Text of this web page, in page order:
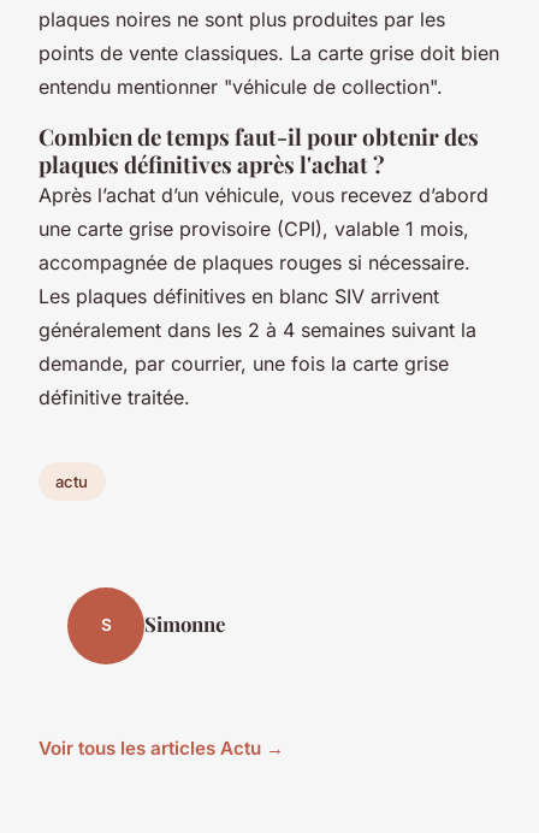
plaques noires ne sont plus produites par les
points de vente classiques. La carte grise doit bien
entendu mentionner "véhicule de collection".
Combien de temps faut-il pour obtenir des
plaques définitives après l'achat ?
Après l’achat d’un véhicule, vous recevez d’abord
une carte grise provisoire (CPI), valable 1 mois,
accompagnée de plaques rouges si nécessaire.
Les plaques définitives en blanc SIV arrivent
généralement dans les 2 à 4 semaines suivant la
demande, par courrier, une fois la carte grise
définitive traitée.
actu
S Simonne
Voir tous les articles Actu →